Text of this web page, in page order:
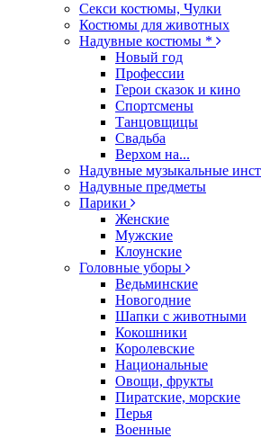
Секси костюмы, Чулки
Костюмы для животных
Надувные костюмы *
Новый год
Профессии
Герои сказок и кино
Спортсмены
Танцовщицы
Свадьба
Верхом на...
Надувные музыкальные
Надувные предметы
Парики
Женские
Мужские
Клоунские
Головные уборы
Ведьминские
Новогодние
Шапки с животными
Кокошники
Королевские
Национальные
Овощи, фрукты
Пиратские, морские
Перья
Военные